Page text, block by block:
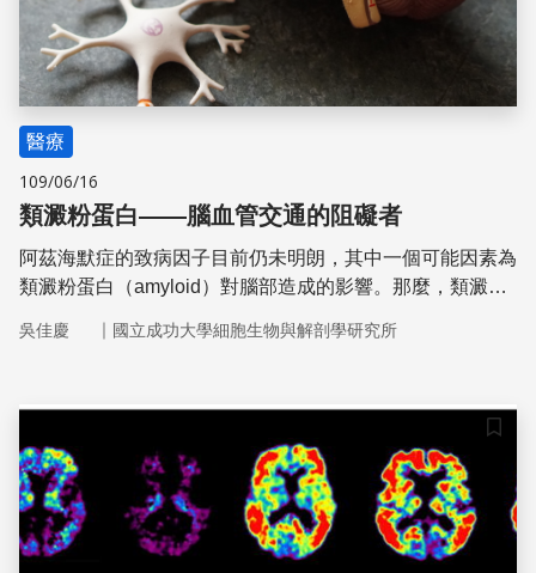
醫療
109/06/16
類澱粉蛋白——腦血管交通的阻礙者
阿茲海默症的致病因子目前仍未明朗，其中一個可能因素為
類澱粉蛋白（amyloid）對腦部造成的影響。那麼，類澱粉
吳佳慶 ｜ 國立成功大學細胞生物與解剖學研究所
儲存